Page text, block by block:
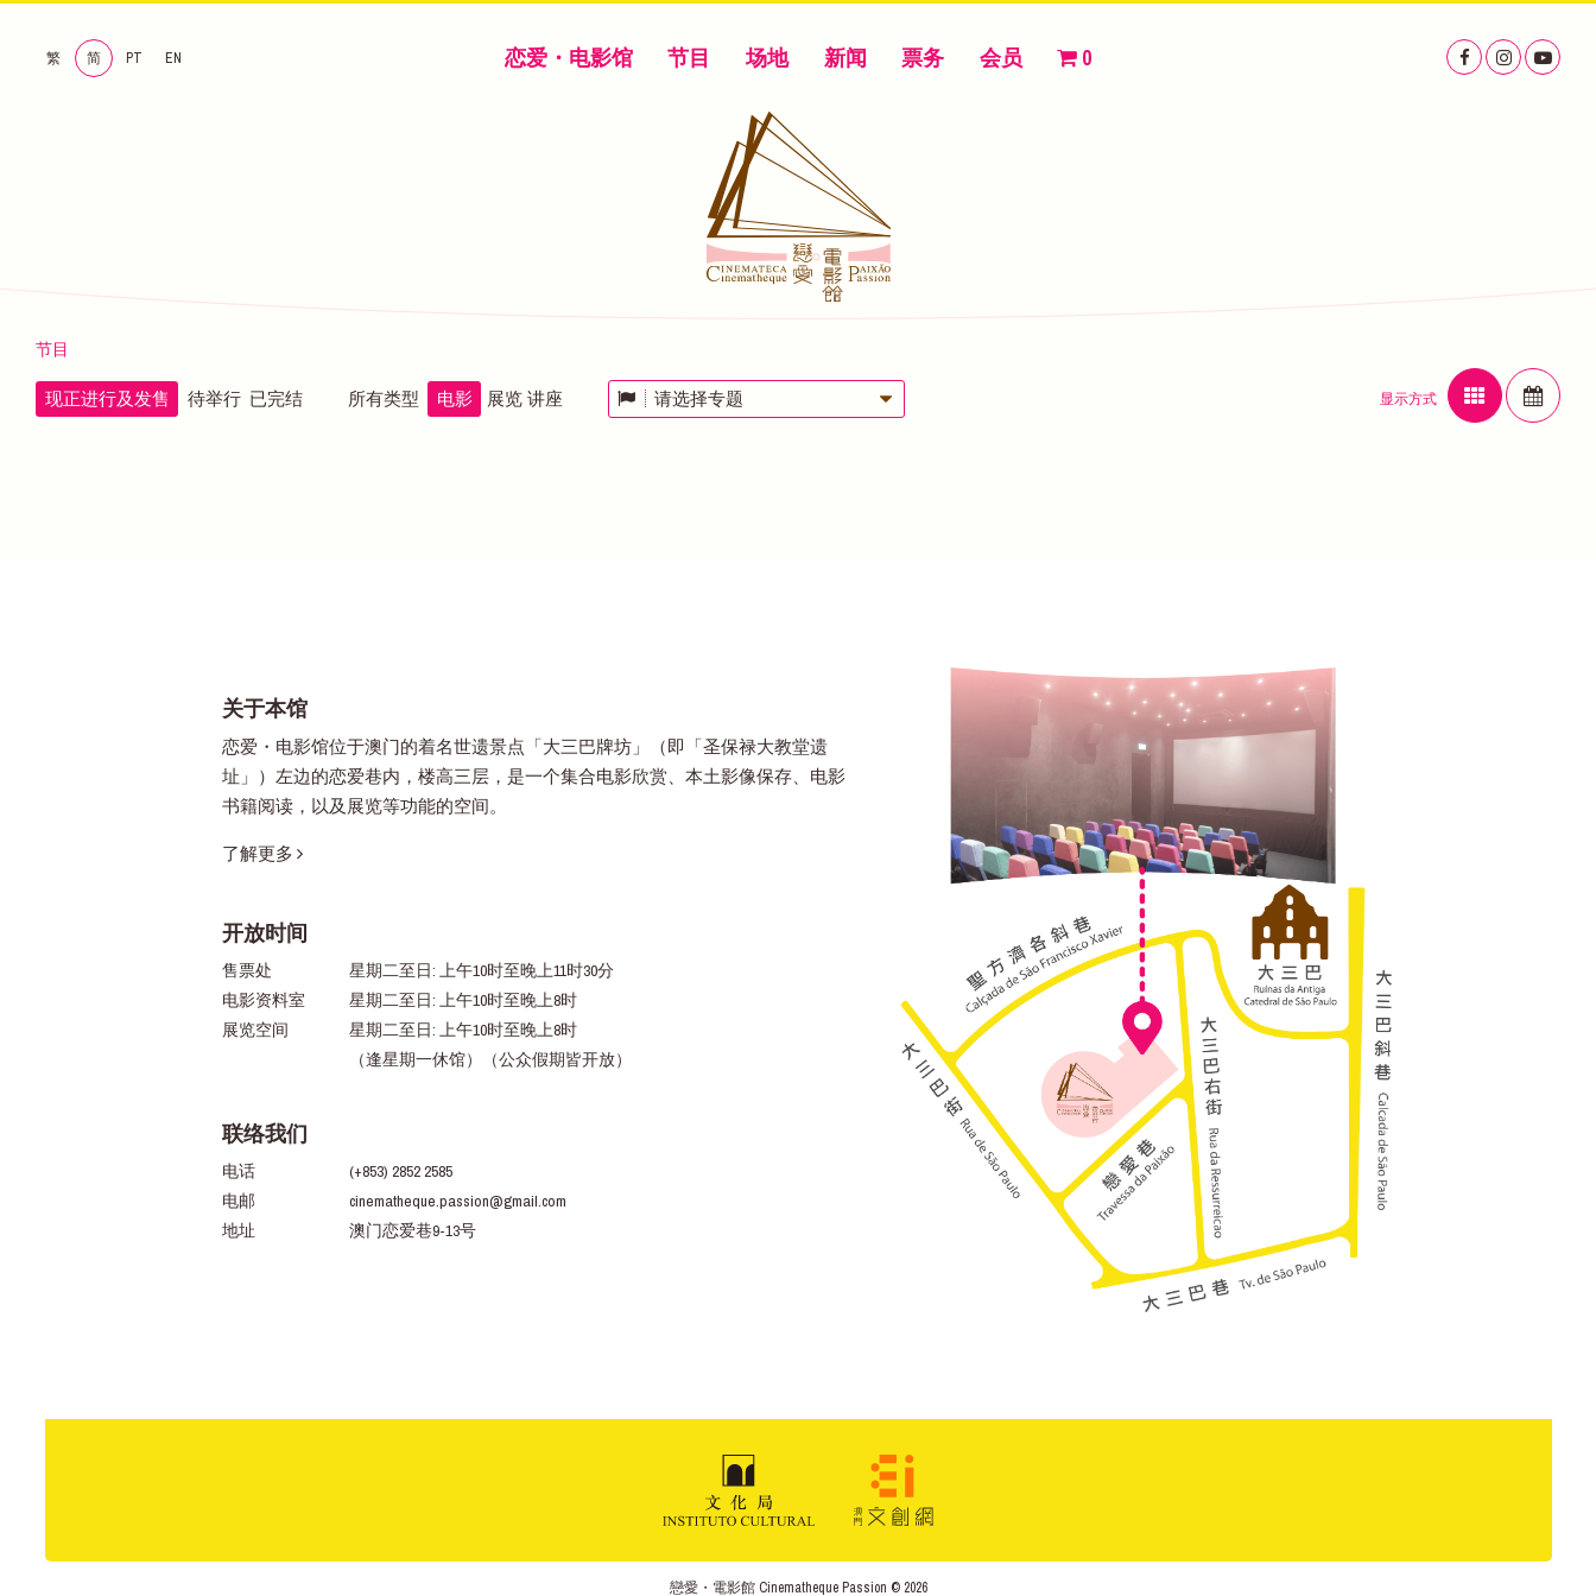
繁 简 PT EN 恋爱・电影馆 节目 场地 新闻 票务 会员 0
节目
现正进行及发售 待举行 已完结 所有类型 电影 展览 讲座 请选择专题 显示方式
关于本馆
恋爱・电影馆位于澳门的着名世遗景点「大三巴牌坊」（即「圣保禄大教堂遗
址」）左边的恋爱巷内，楼高三层，是一个集合电影欣赏、本土影像保存、电影
书籍阅读，以及展览等功能的空间。
了解更多
开放时间
售票处
星期二至日: 上午10时至晚上11时30分
电影资料室
星期二至日: 上午10时至晚上8时
展览空间
星期二至日: 上午10时至晚上8时
（逢星期一休馆）（公众假期皆开放）
联络我们
电话
(+853) 2852 2585
电邮
cinematheque.passion@gmail.com
地址
澳门恋爱巷9-13号
戀愛・電影館 Cinematheque Passion © 2026